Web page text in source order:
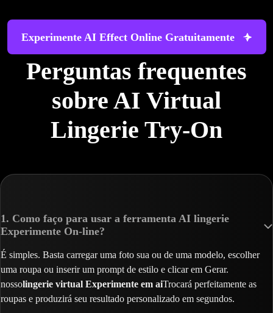
Experimente AI Effect Online Gratuitamente
Perguntas frequentes
sobre AI Virtual
Lingerie Try-On
1. Como faço para usar a ferramenta AI lingerie
Experimente On-line?
É simples. Basta carregar uma foto sua ou de uma modelo, escolher
uma roupa ou inserir um prompt de estilo e clicar em Gerar.
nossolingerie virtual Experimente em aiTrocará perfeitamente as
roupas e produzirá seu resultado personalizado em segundos.